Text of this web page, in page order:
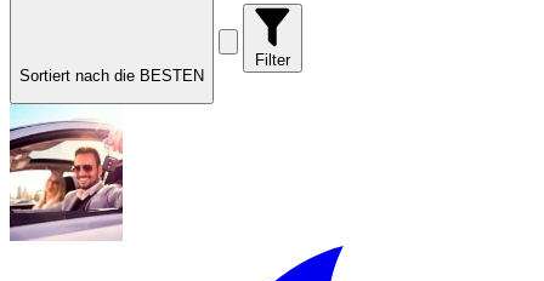
Sortiert nach die BESTEN
Filter